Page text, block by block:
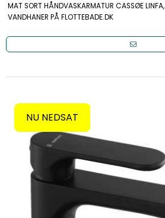
MAT SORT HÅNDVASKARMATUR CASSØE LINFA,
VANDHANER PÅ FLOTTEBADE.DK
NU NEDSAT